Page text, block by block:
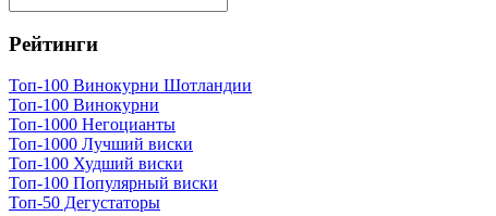
Рейтинги
Топ-100 Винокурни Шотландии
Топ-100 Винокурни
Топ-1000 Негоцианты
Топ-1000 Лучший виски
Топ-100 Худший виски
Топ-100 Популярный виски
Топ-50 Дегустаторы